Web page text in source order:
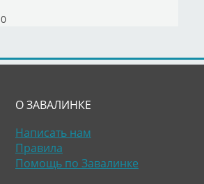
0
О ЗАВАЛИНКЕ
Написать нам
Правила
Помощь по Завалинке